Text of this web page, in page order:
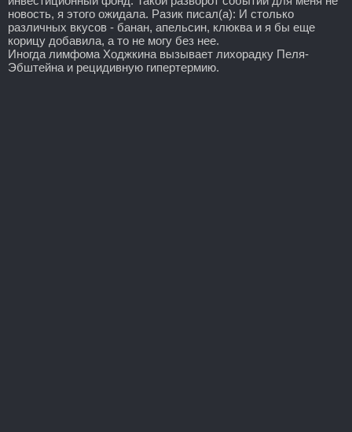
новость, я этого ожидала. Разик писал(а): И столько
различных вкусов - банан, апельсин, клюква и я бы еще
корицу добавила, а то не могу без нее.
Иногда лимфома Ходжкина вызывает лихорадку Пеля-
Эбштейна и рецидивную гипертермию.